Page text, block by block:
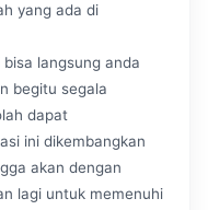
yang ada di
langsung anda
begitu segala
dapat
ini dikembangkan
akan dengan
lagi untuk memenuhi